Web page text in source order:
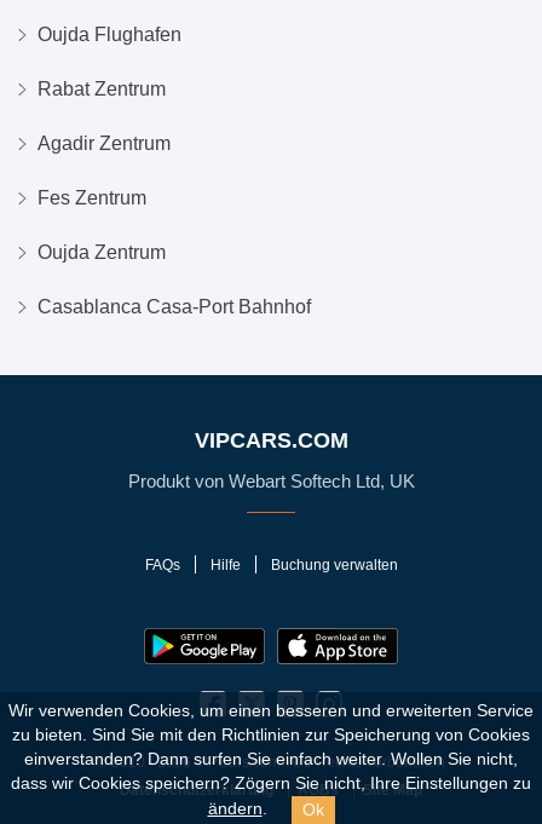
Oujda Flughafen
Rabat Zentrum
Agadir Zentrum
Fes Zentrum
Oujda Zentrum
Casablanca Casa-Port Bahnhof
VIPCARS.COM
Produkt von Webart Softech Ltd, UK
FAQs Hilfe Buchung verwalten
Datenschutzerklärung AGBs Site Map
© 2010 - 2026 VIPCars.com. Alle Rechte vorbehalten
Wir verwenden Cookies, um einen besseren und erweiterten Service
zu bieten. Sind Sie mit den Richtlinien zur Speicherung von Cookies
einverstanden? Dann surfen Sie einfach weiter. Wollen Sie nicht,
dass wir Cookies speichern? Zögern Sie nicht, Ihre Einstellungen zu
ändern. Ok